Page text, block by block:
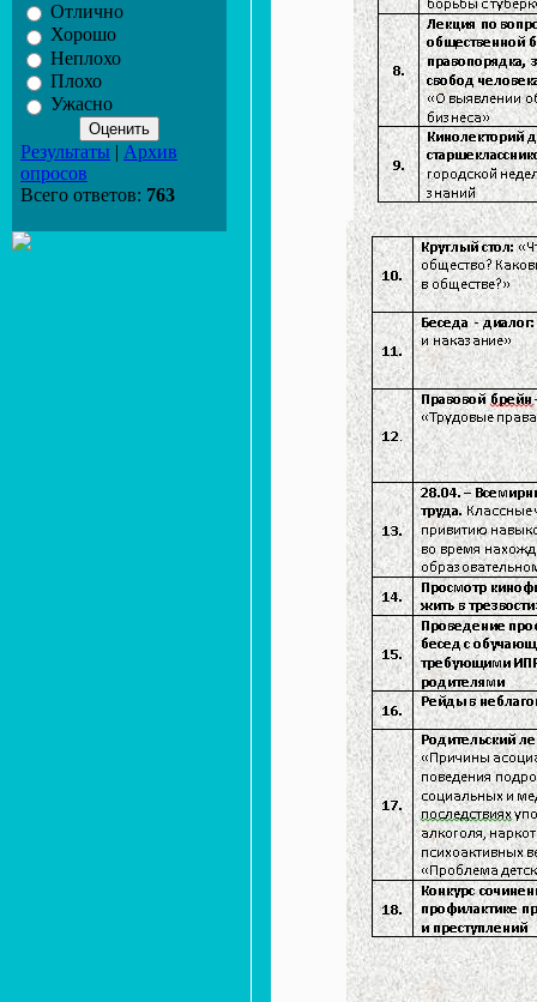
Отлично
Хорошо
Неплохо
Плохо
Ужасно
Результаты | Архив
опросов
Всего ответов: 763